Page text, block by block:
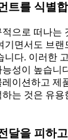
트를 식별
으로 떠나는
기면서도 브랜
다. 이러한
성이 높습니
이션하고 제
는 것은 유용
달을 피하